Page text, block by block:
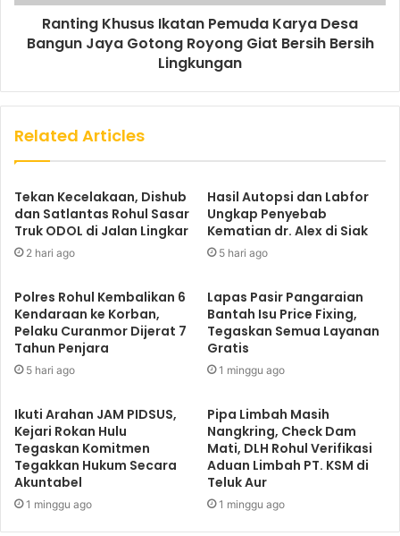
Ranting Khusus Ikatan Pemuda Karya Desa
Bangun Jaya Gotong Royong Giat Bersih Bersih
Lingkungan
Related Articles
Tekan Kecelakaan, Dishub
dan Satlantas Rohul Sasar
Truk ODOL di Jalan Lingkar
2 hari ago
Hasil Autopsi dan Labfor
Ungkap Penyebab
Kematian dr. Alex di Siak
5 hari ago
Polres Rohul Kembalikan 6
Kendaraan ke Korban,
Pelaku Curanmor Dijerat 7
Tahun Penjara
5 hari ago
Lapas Pasir Pangaraian
Bantah Isu Price Fixing,
Tegaskan Semua Layanan
Gratis
1 minggu ago
Ikuti Arahan JAM PIDSUS,
Kejari Rokan Hulu
Tegaskan Komitmen
Tegakkan Hukum Secara
Akuntabel
1 minggu ago
Pipa Limbah Masih
Nangkring, Check Dam
Mati, DLH Rohul Verifikasi
Aduan Limbah PT. KSM di
Teluk Aur
1 minggu ago